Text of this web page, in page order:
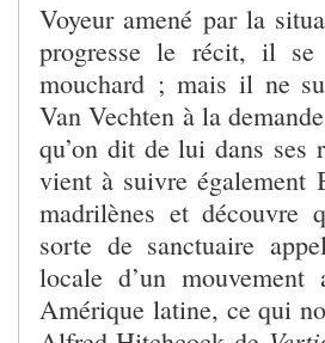
Voyeur amené par la
progresse le récit, il se
mouchard ; mais il ne
Van Vechten à la
qu’on dit de lui dans
vient à suivre également
madrilènes et découvre
sorte de sanctuaire
locale d’un
Amérique latine, ce qui